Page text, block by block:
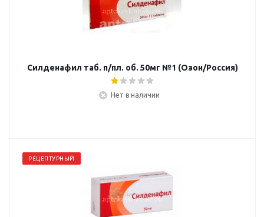
Силденафил таб. п/пл. об. 50мг №1 (Озон/Россия)
Нет в наличии
РЕЦЕПТУРНЫЙ